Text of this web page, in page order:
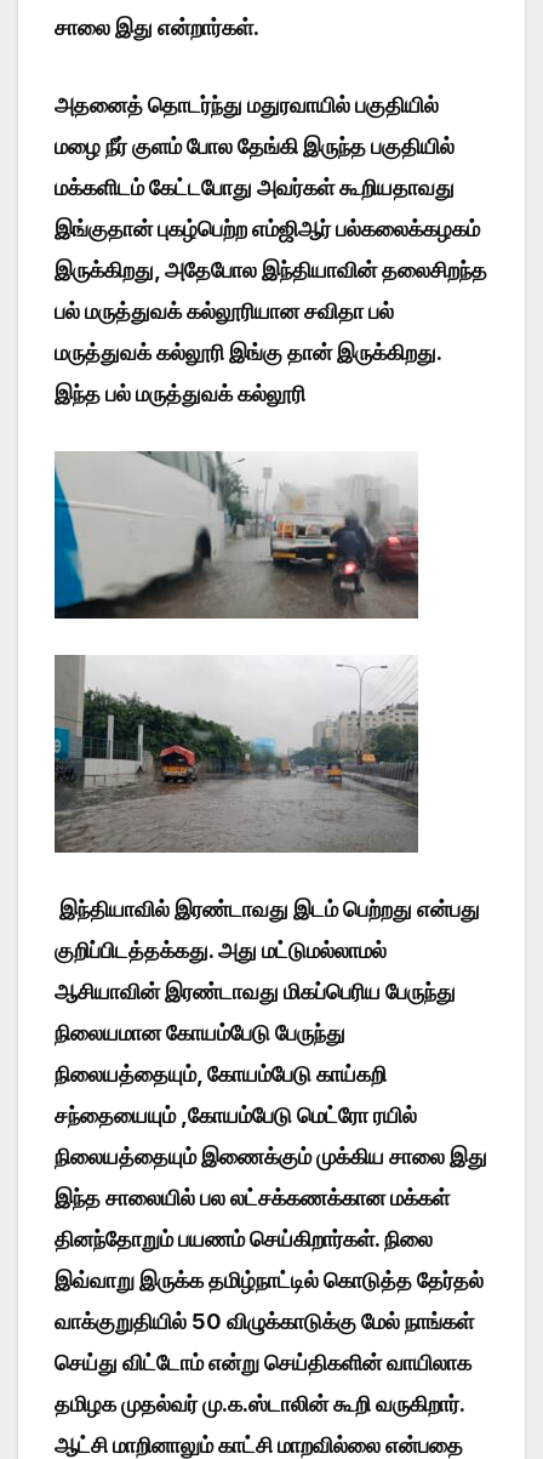
சாலை இது என்றார்கள்.
அதனைத் தொடர்ந்து மதுரவாயில் பகுதியில்
மழை நீர் குளம் போல தேங்கி இருந்த பகுதியில்
மக்களிடம் கேட்டபோது அவர்கள் கூறியதாவது
இங்குதான் புகழ்பெற்ற எம்ஜிஆர் பல்கலைக்கழகம்
இருக்கிறது, அதேபோல இந்தியாவின் தலைசிறந்த
பல் மருத்துவக் கல்லூரியான சவிதா பல்
மருத்துவக் கல்லூரி இங்கு தான் இருக்கிறது.
இந்த பல் மருத்துவக் கல்லூரி
இந்தியாவில் இரண்டாவது இடம் பெற்றது என்பது
குறிப்பிடத்தக்கது. அது மட்டுமல்லாமல்
ஆசியாவின் இரண்டாவது மிகப்பெரிய பேருந்து
நிலையமான கோயம்பேடு பேருந்து
நிலையத்தையும், கோயம்பேடு காய்கறி
சந்தையையும் ,கோயம்பேடு மெட்ரோ ரயில்
நிலையத்தையும் இணைக்கும் முக்கிய சாலை இது
இந்த சாலையில் பல லட்சக்கணக்கான மக்கள்
தினந்தோறும் பயணம் செய்கிறார்கள். நிலை
இவ்வாறு இருக்க தமிழ்நாட்டில் கொடுத்த தேர்தல்
வாக்குறுதியில் 50 விழுக்காடுக்கு மேல் நாங்கள்
செய்து விட்டோம் என்று செய்திகளின் வாயிலாக
தமிழக முதல்வர் மு.க.ஸ்டாலின் கூறி வருகிறார்.
ஆட்சி மாறினாலும் காட்சி மாறவில்லை என்பதை